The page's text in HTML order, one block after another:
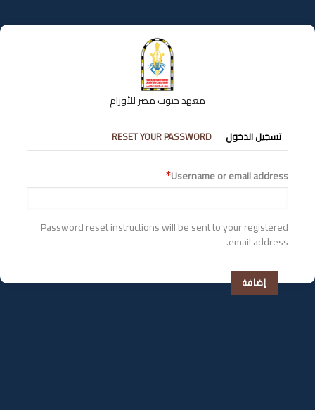
إلى
المحتوى
معهد جنوب مصر للأورام
التبويبات
الأساسية
تسجيل الدخول RESET YOUR PASSWORD
Username or email address
Password reset instructions will be sent to your registered
email address.